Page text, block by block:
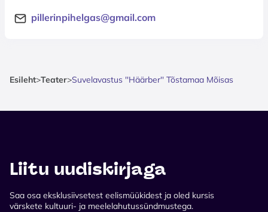
pillerinpihelgas@gmail.com
Esileht>Teater>Suvelavastus ''Häärber'' Tõstamaa Mõisas
Liitu uudiskirjaga
Saa osa eksklusiivsetest eelismüükidest ja oled kursis
värskete kultuuri- ja meelelahutussündmustega.